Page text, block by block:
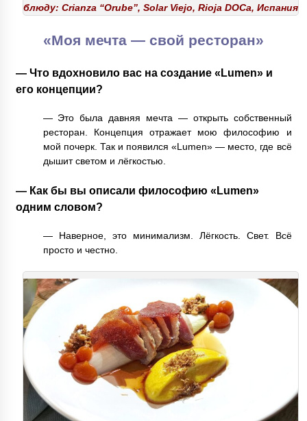
блюду: Crianza “Orube”, Solar Viejo, Rioja DOCa, Испания
«Моя мечта — свой ресторан»
— Что вдохновило вас на создание «Lumen» и
его концепции?
— Это была давняя мечта — открыть собственный
ресторан. Концепция отражает мою философию и
мой почерк. Так и появился «Lumen» — место, где всё
дышит светом и лёгкостью.
— Как бы вы описали философию «Lumen»
одним словом?
— Наверное, это минимализм. Лёгкость. Свет. Всё
просто и честно.